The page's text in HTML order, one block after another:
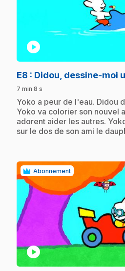
play_circle
E8 : Didou, dessine-moi
7 min 8 s
.Yoko a peur de l'eau. Didou
Yoko va colorier son nouvel
adorent aider les autres.
sur le dos de son ami le
Abonnement
play_circle